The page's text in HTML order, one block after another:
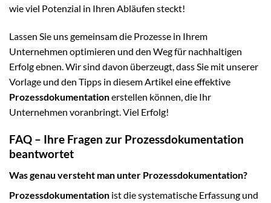
wie viel Potenzial in Ihren Abläufen steckt!
Lassen Sie uns gemeinsam die Prozesse in Ihrem
Unternehmen optimieren und den Weg für nachhaltigen
Erfolg ebnen. Wir sind davon überzeugt, dass Sie mit unserer
Vorlage und den Tipps in diesem Artikel eine effektive
Prozessdokumentationerstellen können, die Ihr
Unternehmen voranbringt. Viel Erfolg!
FAQ – Ihre Fragen zur Prozessdokumentation
beantwortet
Was genau versteht man unter Prozessdokumentation?
Prozessdokumentation ist die systematische Erfassung und